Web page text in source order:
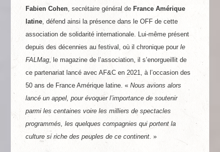
Fabien Cohen, secrétaire général de France Amérique
latine, défend ainsi la présence dans le OFF de cette
association de solidarité internationale. Lui-même présent
depuis des décennies au festival, où il chronique pourle
FALMag, le magazine de l’association, il s’enorgueillit de
ce partenariat lancé avec AF&C en 2021, à l’occasion des
50 ans de France Amérique latine. «Nous avions alors
lancé un appel, pour évoquer l’importance de soutenir
parmi les centaines voire les milliers de spectacles
programmés, les quelques compagnies qui portent la
culture si riche des peuples de ce continent. »